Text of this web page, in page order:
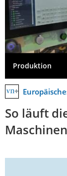
Produktion
So läuft